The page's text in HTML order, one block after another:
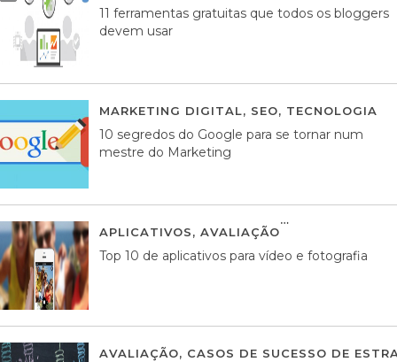
11 ferramentas gratuitas que todos os bloggers
devem usar
MARKETING DIGITAL, SEO, TECNOLOGIA
10 segredos do Google para se tornar num
mestre do Marketing
APLICATIVOS, AVALIAÇÃO
Top 10 de aplicativos para vídeo e fotografia
AVALIAÇÃO, CASOS DE SUCESSO DE